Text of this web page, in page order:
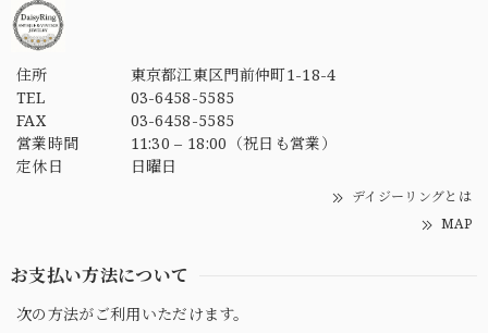
住所
東京都江東区門前仲町1-18-4
TEL
03-6458-5585
FAX
03-6458-5585
営業時間
11:30 – 18:00（祝日も営業）
定休日
日曜日
デイジーリングとは
MAP
お支払い方法について
次の方法がご利用いただけます。